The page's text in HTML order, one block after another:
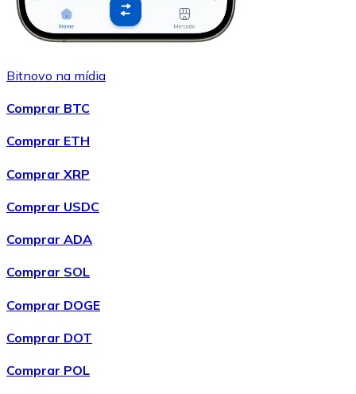
Bitnovo na mídia
Comprar BTC
Comprar ETH
Comprar XRP
Comprar USDC
Comprar ADA
Comprar SOL
Comprar DOGE
Comprar DOT
Comprar POL